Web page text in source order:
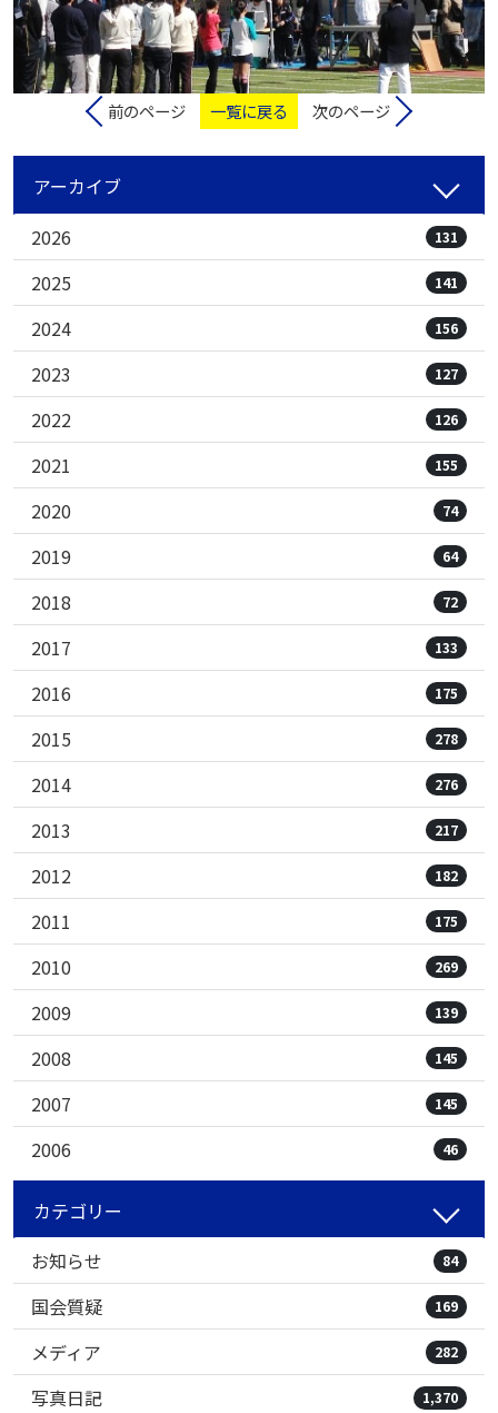
前のページ 一覧に戻る 次のページ
アーカイブ
2026
131
2025 141
2024 156
2023 127
2022 126
2021 155
2020 74
2019 64
2018 72
2017 133
2016 175
2015 278
2014 276
2013 217
2012 182
2011 175
2010 269
2009 139
2008 145
2007 145
2006 46
カテゴリー
お知らせ
84
国会質疑 169
メディア 282
写真日記 1,370